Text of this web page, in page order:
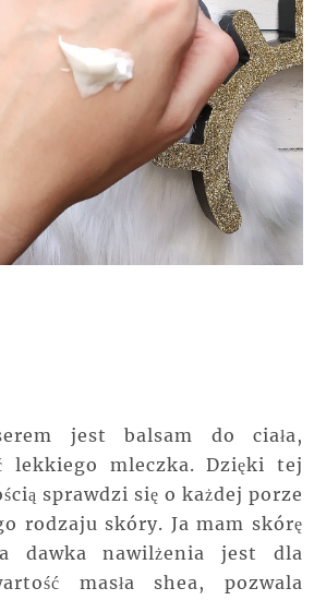
jest balsam do ciała,
lekkiego mleczka. Dzięki tej
sprawdzi się o każdej porze
rodzaju skóry. Ja mam skórę
dawka nawilżenia jest dla
masła shea, pozwala